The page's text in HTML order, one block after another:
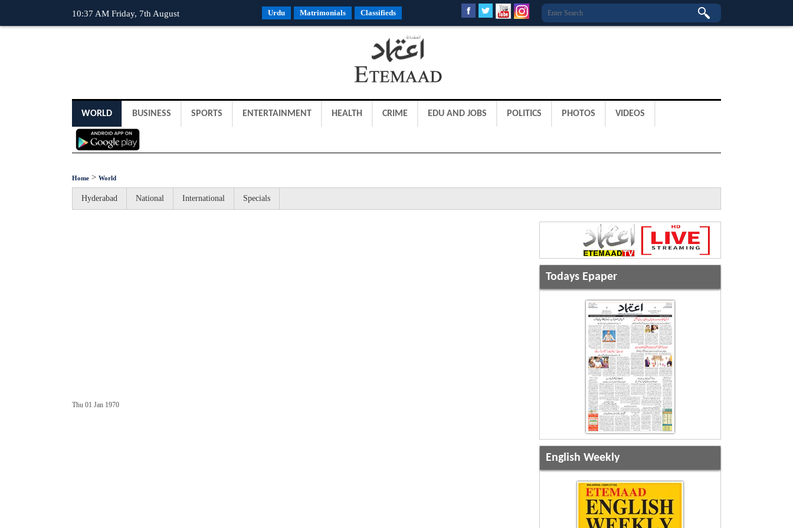
10:37 AM Friday, 7th August Urdu Matrimonials Classifieds
WORLD BUSINESS SPORTS ENTERTAINMENT HEALTH CRIME EDU AND JOBS POLITICS PHOTOS VIDEOS
Home > World
Hyderabad National International Specials
Thu 01 Jan 1970
Todays Epaper
English Weekly